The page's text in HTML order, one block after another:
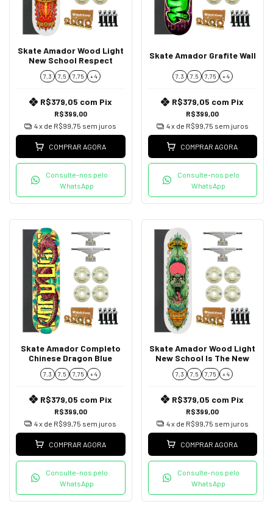
Skate Amador Wood Light
New School Respect
7,3 7,5 7,75 + 4
R$399,00
R$379,05 com Pix
4x de R$99,75 sem juros
COMPRAR AGORA
Consulte-nos pelo
WhatsApp
Skate Amador Grafite Wall
7.3 7.5 7,75 + 4
R$399,00
R$379,05 com Pix
4x de R$99,75 sem juros
COMPRAR AGORA
Consulte-nos pelo
WhatsApp
Skate Amador Completo
Chinese Dragon Blue
7.3 7.5 7,75 + 4
R$399,00
R$379,05 com Pix
4x de R$99,75 sem juros
COMPRAR AGORA
Consulte-nos pelo
WhatsApp
Skate Amador Wood Light
New School Is The New
7,3 7,5 7,75 + 4
R$399,00
R$379,05 com Pix
4x de R$99,75 sem juros
COMPRAR AGORA
Consulte-nos pelo
WhatsApp